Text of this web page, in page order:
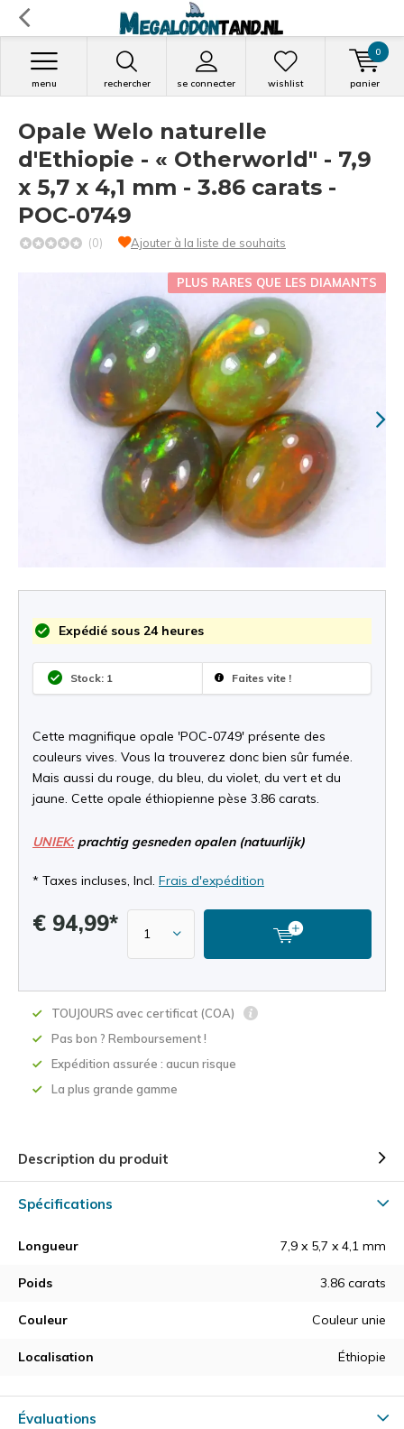
rechercher se connecter
menu wishlist panier
0
Opale Welo naturelle
d'Ethiopie - « Otherworld" - 7,9
x 5,7 x 4,1 mm - 3.86 carats -
POC-0749
(0) Ajouter à la liste de souhaits
PLUS RARES QUE LES DIAMANTS
Expédié sous 24 heures
Stock: 1 Faites vite !
Cette magnifique opale 'POC-0749' présente des
couleurs vives. Vous la trouverez donc bien sûr fumée.
Mais aussi du rouge, du bleu, du violet, du vert et du
jaune. Cette opale éthiopienne pèse 3.86 carats.
UNIEK:prachtig gesneden opalen (natuurlijk)
* Taxes incluses, Incl. Frais d'expédition
€ 94,99*
TOUJOURS avec certificat (COA)
Pas bon ? Remboursement !
Expédition assurée : aucun risque
La plus grande gamme
Description du produit
Spécifications
Longueur 7,9 x 5,7 x 4,1 mm
Poids 3.86 carats
Couleur Couleur unie
Localisation Éthiopie
Évaluations